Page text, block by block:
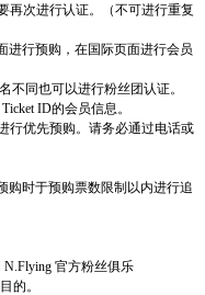
再次进行认证。（不可进行重复
进行预购 ，在国 际页面进行会员
不同也可以进行粉丝团认证。
Ticket ID的会员信息。
行优先预购。 请务必通过电话或
购时于预购票数限制以内进行追
N.Flying 官方粉丝俱乐
的。